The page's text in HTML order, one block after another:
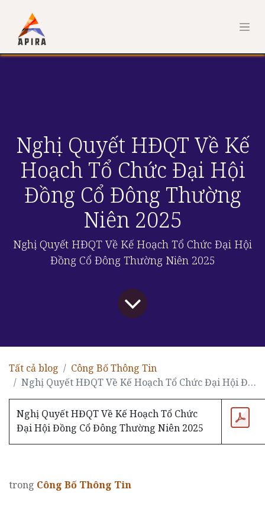
Nghị Quyết HĐQT Về Kế
Hoạch Tổ Chức Đại Hội
Đồng Cổ Đông Thường
Niên 2025
Nghị Quyết HĐQT Về Kế Hoạch Tổ Chức Đại Hội
Đồng Cổ Đông Thường Niên 2025
Tất cả blog
Công Bố Thông Tin
Nghị Quyết HĐQT Về Kế Hoạch Tổ Chức Đại Hội Đồng Cổ Đông Thường Niên 2025
Nghị Quyết HĐQT Về Kế Hoạch Tổ Chức
Đại Hội Đồng Cổ Đông Thường Niên 2025
trong Công Bố Thông Tin